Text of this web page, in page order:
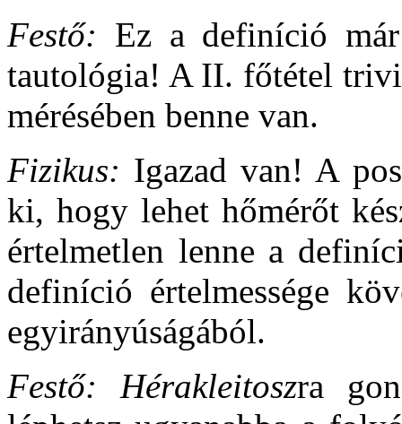
Festő: Ez a definíció
tautológia! A II. főtétel
mérésében benne van.
Fizikus: Igazad van! A
ki, hogy lehet hőmérőt
értelmetlen lenne a
definíció értelmessége
egyirányúságából.
Festő:
Hérakleitoszra